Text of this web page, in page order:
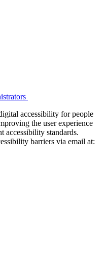
accessibility for people
the user experience
accessibility standards.
barriers via email at: